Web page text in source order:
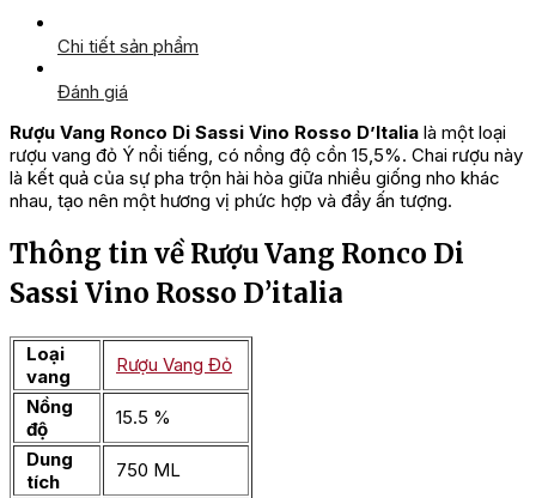
Chi tiết sản phẩm
Đánh giá
Rượu Vang Ronco Di Sassi Vino Rosso D’Italia là một loại
rượu vang đỏ Ý nổi tiếng, có nồng độ cồn 15,5%. Chai rượu này
là kết quả của sự pha trộn hài hòa giữa nhiều giống nho khác
nhau, tạo nên một hương vị phức hợp và đầy ấn tượng.
Thông tin về Rượu Vang Ronco Di
Sassi Vino Rosso D’italia
Loại
vang
Rượu Vang Đỏ
Nồng
độ
15.5 %
Dung
tích
750 ML